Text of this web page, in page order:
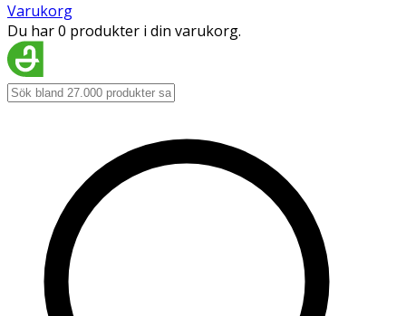
Varukorg
Du har 0 produkter i din varukorg.